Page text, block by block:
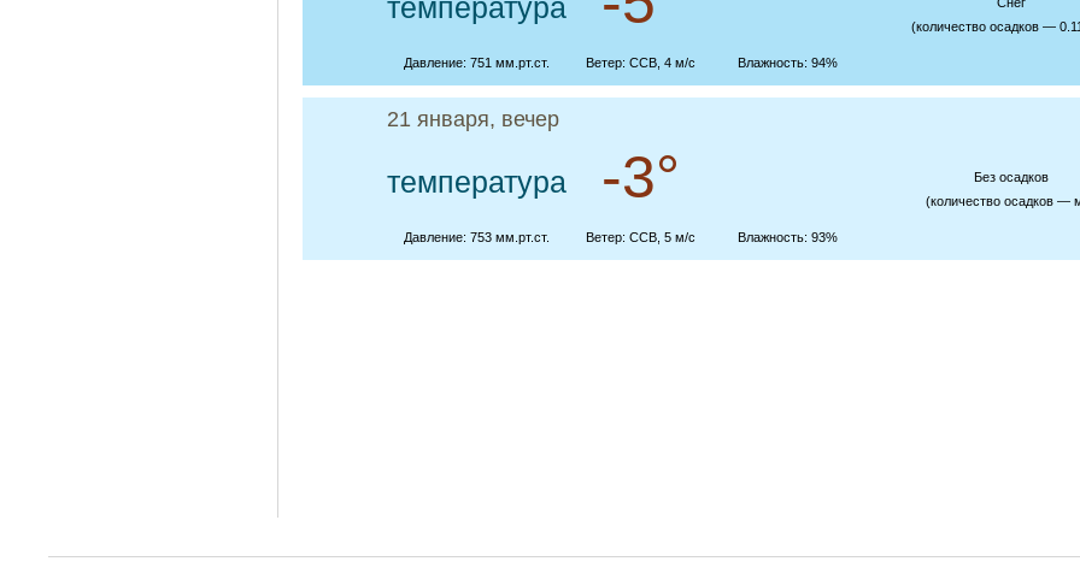
температура
(количество осадков —
Давление: 751 мм.рт.ст. Ветер: ССВ, 4 м/с Влажность: 94%
21 января, вечер
температура -3°
Без осадков
(количество осадков —
Давление: 753 мм.рт.ст. Ветер: ССВ, 5 м/с Влажность: 93%